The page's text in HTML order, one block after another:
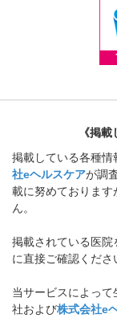
《掲
掲載している各種
社eヘルスケアが調
載に努めておりま
ん。
掲載されている医
に直接ご確認くださ
当サービスによっ
社および株式会社e